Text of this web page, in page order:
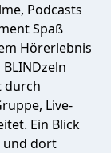
Podcasts
Spaß
Hörerlebnis
durch
Live-
Ein Blick
und dort